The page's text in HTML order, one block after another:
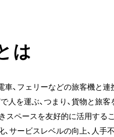
は
、フェリーなどの旅客機と連
人を運ぶ、つまり、貨物と旅
スペースを友好的に活用する
サービスレベルの向上、人手